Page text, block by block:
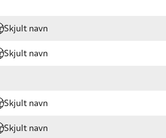
Skjult navn
Skjult navn
Skjult navn
Skjult navn